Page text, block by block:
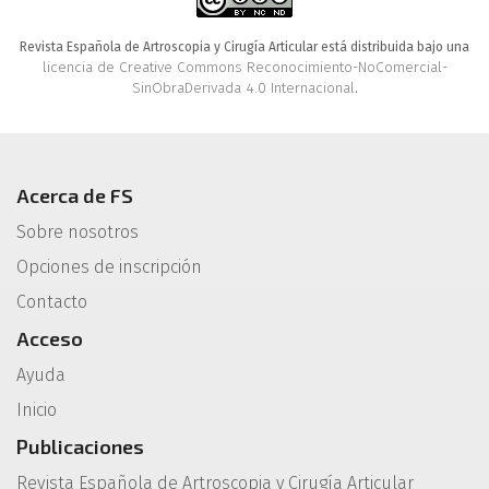
Revista Española de Artroscopia y Cirugía Articular está distribuida bajo una
licencia de Creative Commons Reconocimiento-NoComercial-
SinObraDerivada 4.0 Internacional.
Acerca de FS
Sobre nosotros
Opciones de inscripción
Contacto
Acceso
Ayuda
Inicio
Publicaciones
Revista Española de Artroscopia y Cirugía Articular